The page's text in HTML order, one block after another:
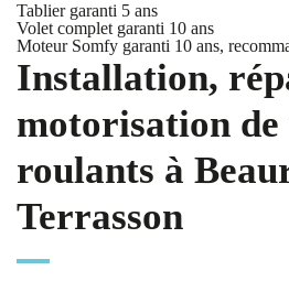
Tablier garanti 5 ans
Volet complet garanti 10 ans
Moteur Somfy garanti 10 ans,
Installation,
motorisation de
roulants à
Terrasson